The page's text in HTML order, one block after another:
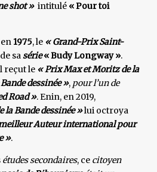
shot » intitulé « Pour toi
en1975, le « Grand-Prix Saint-
de sasérie« Budy Longway ».
reçut le « Prix Max et Moritz de la
dessinée », pour l’un de
Road ». Enin, en 2019,
la Bande dessinée »lui octroya
Auteur international pour
».
études secondaires, ce citoyen